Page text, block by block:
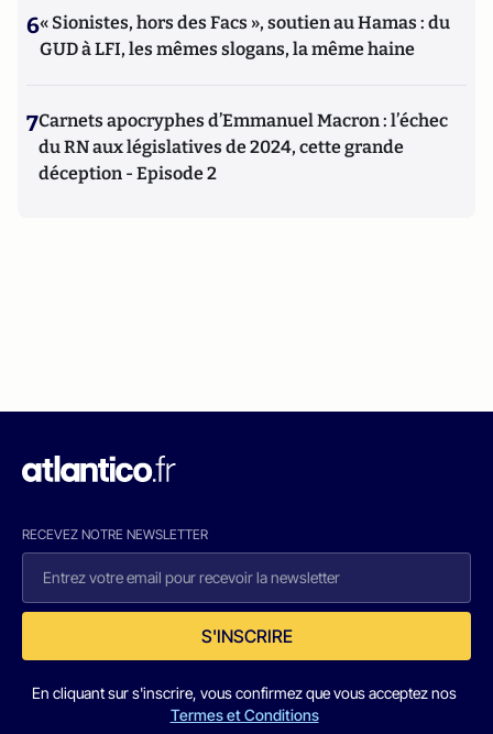
6« Sionistes, hors des Facs », soutien au Hamas : du
GUD à LFI, les mêmes slogans, la même haine
7Carnets apocryphes d’Emmanuel Macron : l’échec
du RN aux législatives de 2024, cette grande
déception - Episode 2
RECEVEZ NOTRE NEWSLETTER
S'INSCRIRE
En cliquant sur s'inscrire, vous confirmez que vous acceptez nos
Termes et Conditions